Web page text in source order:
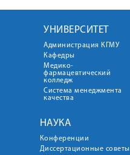
УНИВЕРСИТЕТ
Администрация КГМУ
Кафедры
Медико-
фармацевтический
колледж
Система менеджмента
качества
НАУКА
Конференции
Диссертационные советы